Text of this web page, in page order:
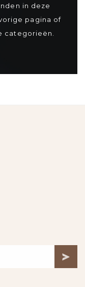
in deze
pagina of
categorieën.